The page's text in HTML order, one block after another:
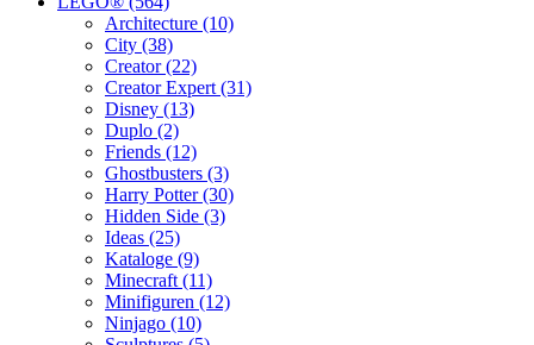
Architecture (10)
City (38)
Creator (22)
Creator Expert (31)
Disney (13)
Duplo (2)
Friends (12)
Ghostbusters (3)
Harry Potter (30)
Hidden Side (3)
Ideas (25)
Kataloge (9)
Minecraft (11)
Minifiguren (12)
Ninjago (10)